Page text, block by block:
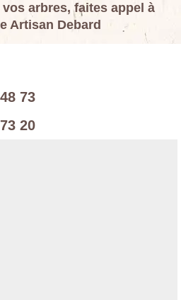
vos arbres, faites appel à
Artisan Debard
73
20